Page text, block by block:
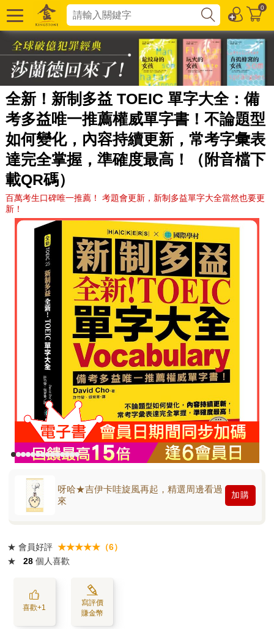
0
全新！新制多益 TOEIC 單字大全：備
考多益唯一推薦權威單字書！不論題型
如何變化，內容持續更新，常考字彙表
達完全掌握，準確度最高！（附音檔下
載QR碼）
百萬考生口碑唯一推薦！ 考題會更新，新制多益單字大全當然也要更
新！
呀哈★吉伊卡哇旋風再起，精選周邊看過
來
加購
★ 會員好評 ★★★★★（6）
★
28 個人喜歡
喜歡+1
寫評價
賺金幣